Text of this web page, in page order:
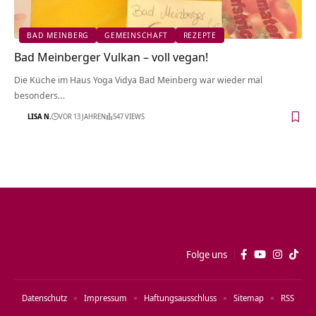
BAD MEINBERG GEMEINSCHAFT REZEPTE
Bad Meinberger Vulkan – voll vegan!
Die Küche im Haus Yoga Vidya Bad Meinberg war wieder mal
besonders…
LISA N. VOR 13 JAHREN 547 VIEWS
Folge uns
Datenschutz Impressum Haftungsausschluss Sitemap RSS